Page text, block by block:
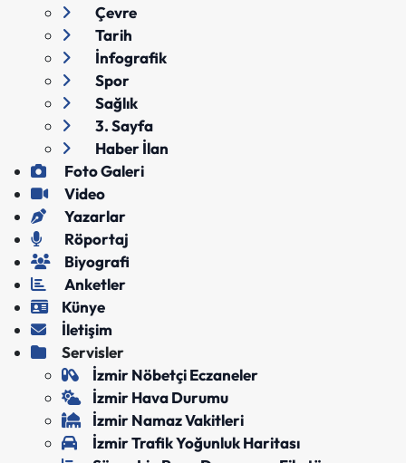
Çevre
Tarih
İnfografik
Spor
Sağlık
3. Sayfa
Haber İlan
Foto Galeri
Video
Yazarlar
Röportaj
Biyografi
Anketler
Künye
İletişim
Servisler
İzmir Nöbetçi Eczaneler
İzmir Hava Durumu
İzmir Namaz Vakitleri
İzmir Trafik Yoğunluk Haritası